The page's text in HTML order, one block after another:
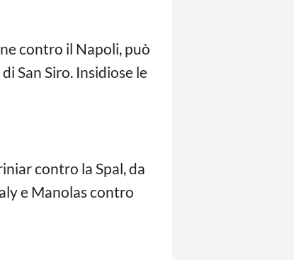
contro il Napoli, può
San Siro. Insidiose le
contro la Spal, da
e Manolas contro